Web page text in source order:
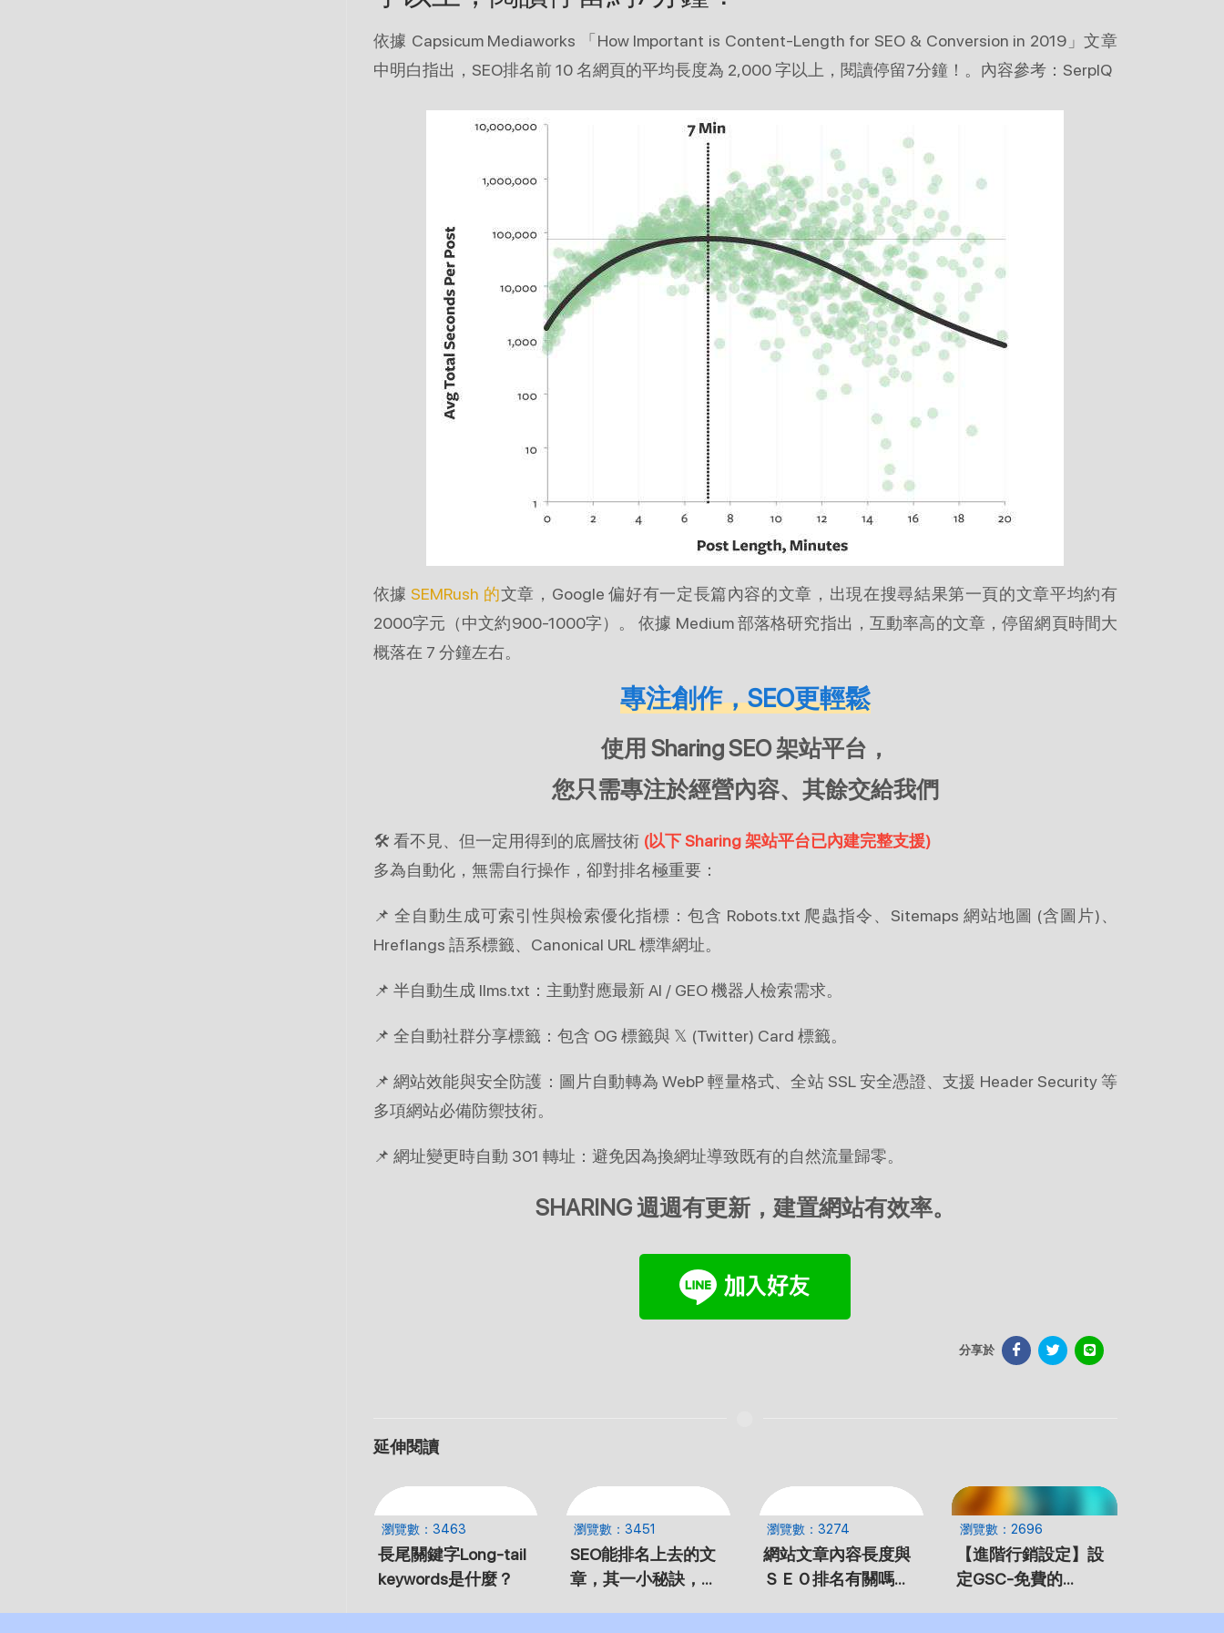
依據 Capsicum Mediaworks 「How Important is Content-Length for SEO & Conversion in 2019」文章
中明白指出，SEO排名前 10 名網頁的平均長度為 2,000 字以上，閱讀停留7分鐘！。內容參考：SerpIQ
依據 SEMRush 的文章，Google 偏好有一定長篇內容的文章，出現在搜尋結果第一頁的文章平均約有
2000字元（中文約900-1000字）。 依據 Medium 部落格研究指出，互動率高的文章，停留網頁時間大
概落在 7 分鐘左右。
專注創作，SEO更輕鬆
使用 Sharing SEO 架站平台，
您只需專注於經營內容、其餘交給我們
🛠 看不見、但一定用得到的底層技術 (以下 Sharing 架站平台已內建完整支援)
多為自動化，無需自行操作，卻對排名極重要：
📌 全自動生成可索引性與檢索優化指標：包含 Robots.txt 爬蟲指令、Sitemaps 網站地圖 (含圖片)、
Hreflangs 語系標籤、Canonical URL 標準網址。
📌 半自動生成 llms.txt：主動對應最新 AI / GEO 機器人檢索需求。
📌 全自動社群分享標籤：包含 OG 標籤與 𝕏 (Twitter) Card 標籤。
📌 網站效能與安全防護：圖片自動轉為 WebP 輕量格式、全站 SSL 安全憑證、支援 Header Security 等
多項網站必備防禦技術。
📌 網址變更時自動 301 轉址：避免因為換網址導致既有的自然流量歸零。
SHARING 週週有更新，建置網站有效率。
分享於
延伸閱讀
瀏覽數：3463
長尾關鍵字Long-tail
keywords是什麼？
瀏覽數：3451
SEO能排名上去的文
章，其一小秘訣，用
瀏覽數：3274
網站文章內容長度與
ＳＥＯ排名有關嗎？
瀏覽數：2696
【進階行銷設定】設
定GSC-免費的